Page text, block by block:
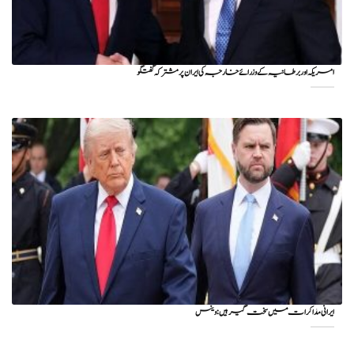
امریکہ اور برطانیہ کے وزرائے خارجہ کی ایران پر مشترکہ گفتگو
ایرانی مذاکرات میں سخت گیر ہیں: وینس